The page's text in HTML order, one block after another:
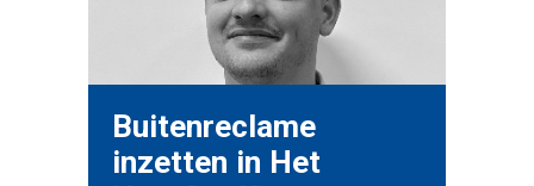
Buitenreclame
inzetten in Het